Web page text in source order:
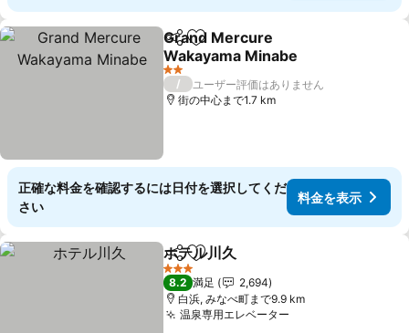
シェアお気に入りに追加
Grand Mercure
Wakayama Minabe
2 ホテルのランク
/
ユーザー評価はありません
街の中心まで1.7 km
正確な料金を確認するには日付を選択してくだ
さい
料金を表示
シェアお気に入りに追加
ホテル川久
3 ホテルのランク
8.2 満足
2,694
白浜, みなべ町まで9.9 km
温泉専用エレベーター